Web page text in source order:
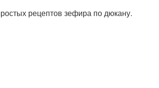
рецептов зефира по дюкану.